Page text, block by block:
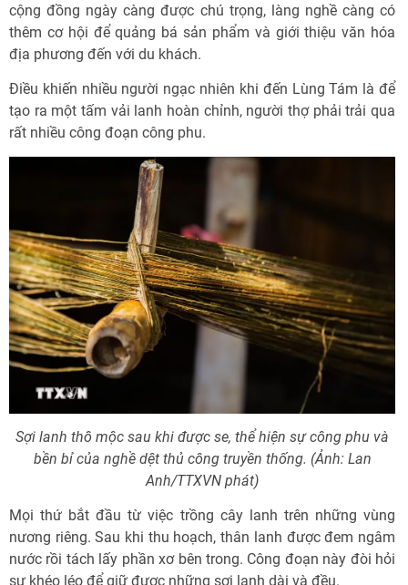
cộng đồng ngày càng được chú trọng, làng nghề càng có
thêm cơ hội để quảng bá sản phẩm và giới thiệu văn hóa
địa phương đến với du khách.
Điều khiến nhiều người ngạc nhiên khi đến Lùng Tám là để
tạo ra một tấm vải lanh hoàn chỉnh, người thợ phải trải qua
rất nhiều công đoạn công phu.
Sợi lanh thô mộc sau khi được se, thể hiện sự công phu và
bền bỉ của nghề dệt thủ công truyền thống. (Ảnh: Lan
Anh/TTXVN phát)
Mọi thứ bắt đầu từ việc trồng cây lanh trên những vùng
nương riêng. Sau khi thu hoạch, thân lanh được đem ngâm
nước rồi tách lấy phần xơ bên trong. Công đoạn này đòi hỏi
sự khéo léo để giữ được những sợi lanh dài và đều.